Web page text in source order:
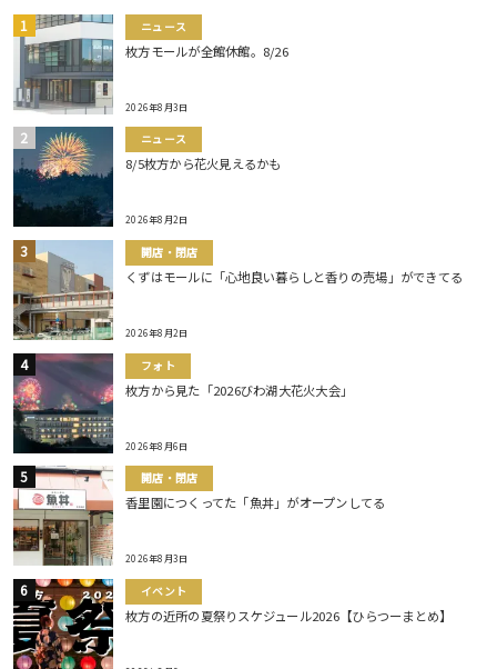
ニュース
枚方モールが全館休館。8/26
2026年8月3日
ニュース
8/5枚方から花火見えるかも
2026年8月2日
開店・閉店
くずはモールに「心地良い暮らしと香りの売場」ができてる
2026年8月2日
フォト
枚方から見た「2026びわ湖大花火大会」
2026年8月6日
開店・閉店
香里園につくってた「魚丼」がオープンしてる
2026年8月3日
イベント
枚方の近所の夏祭りスケジュール2026【ひらつーまとめ】